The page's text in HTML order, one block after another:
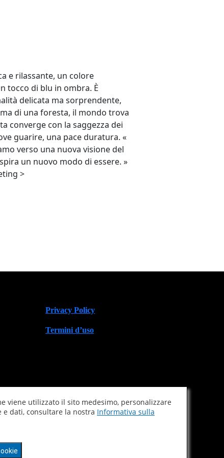
e rilassante, un colore
tocco di blu in ombra. È
delicata ma sorprendente,
di una foresta, il mondo trova
converge con la saggezza dei
guarire, una pace duratura. «
verso una nuova visione del
un nuovo modo di essere. »
>
Privacy Policy
Termini d’uso
viene utilizzato il sito medesimo, personalizzare
dati, consultare la nostra Informativa sulla